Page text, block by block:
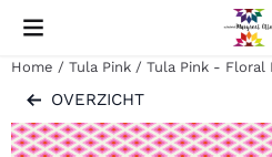
Cookievoorkeuren zijn
Home / Tula Pink / Tula Pink - Floral
OVERZICHT